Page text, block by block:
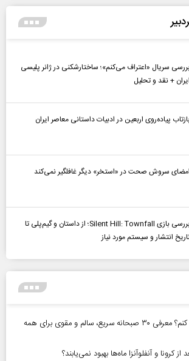
سریال «اعتراف می‌کنم»؛ ساختارشکنی در ژانر پلیسی
ایران + نقد و تحلیل
پیاده‌روی اربعین در ادبیات داستانی معاصر ایران
امضای سروش صحت در «استخر» دیگر غافلگیر نمی‌کند
بررسی بازی Silent Hill: Townfall؛ از داستان و گیم‌پلی تا
انتشار و سیستم مورد نیاز
صبحانه چی درست کنم؟ معرفی ۳۰ صبحانه سریع، سالم و مقوی برای همه
کرونا و آنفلوآنزا ماه‌ها بهبود نمی‌یابند؟